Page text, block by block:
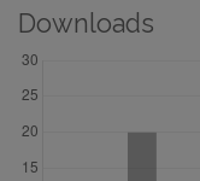
Downloads